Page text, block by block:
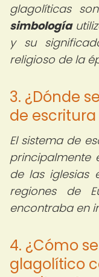
glagolíticas
simbología
y su
religioso de la
3. ¿Dónde
de
El sistema de
principalmente
de las iglesias
regiones de
encontraba en
4. ¿Cómo
glagolítico